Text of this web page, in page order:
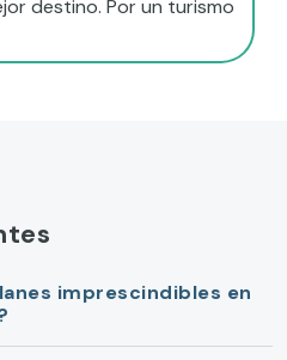
destino. Por un turismo
imprescindibles en